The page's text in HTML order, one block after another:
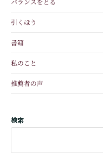
引くほう
書籍
私のこと
推薦者の声
検索